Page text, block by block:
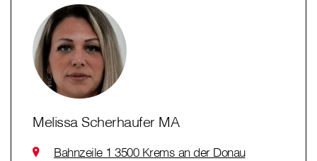
Melissa Scherhaufer MA
Bahnzeile 1 3500 Krems an der Donau